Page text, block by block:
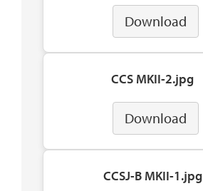
Download
CCS MKII-2.jpg
Download
CCSJ-B MKII-1.jpg